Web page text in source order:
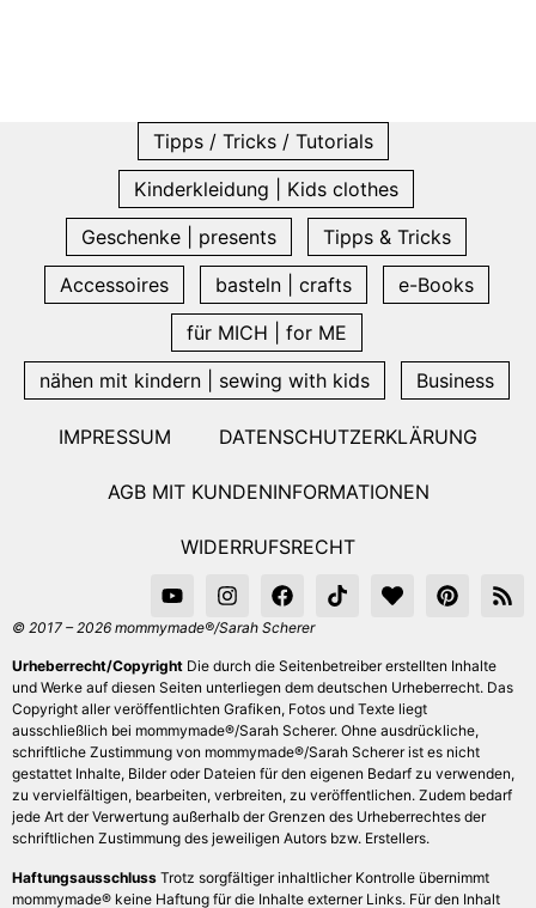
Tipps / Tricks / Tutorials
Kinderkleidung | Kids clothes
Geschenke | presents
Tipps & Tricks
Accessoires
basteln | crafts
e-Books
für MICH | for ME
nähen mit kindern | sewing with kids
Business
IMPRESSUM DATENSCHUTZERKLÄRUNG
AGB MIT KUNDENINFORMATIONEN
WIDERRUFSRECHT
© 2017 – 2026 mommymade®/Sarah Scherer
Urheberrecht/Copyright Die durch die Seitenbetreiber erstellten Inhalte
und Werke auf diesen Seiten unterliegen dem deutschen Urheberrecht. Das
Copyright aller veröffentlichten Grafiken, Fotos und Texte liegt
ausschließlich bei mommymade®/Sarah Scherer. Ohne ausdrückliche,
schriftliche Zustimmung von mommymade®/Sarah Scherer ist es nicht
gestattet Inhalte, Bilder oder Dateien für den eigenen Bedarf zu verwenden,
zu vervielfältigen, bearbeiten, verbreiten, zu veröffentlichen. Zudem bedarf
jede Art der Verwertung außerhalb der Grenzen des Urheberrechtes der
schriftlichen Zustimmung des jeweiligen Autors bzw. Erstellers.
Haftungsausschluss Trotz sorgfältiger inhaltlicher Kontrolle übernimmt
mommymade® keine Haftung für die Inhalte externer Links. Für den Inhalt